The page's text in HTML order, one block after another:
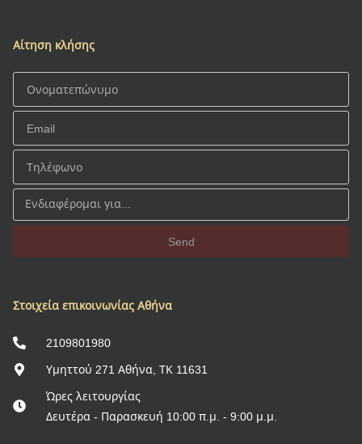
Στοιχεία επικοινωνίας Αθήνα
2109801980
Υμηττού 271 Αθήνα, ΤΚ 11631
Ώρες λειτουργίας
Δευτέρα - Παρασκευή 10:00 π.μ. - 9:00 μ.μ.
Αίτηση κλήσης
Send